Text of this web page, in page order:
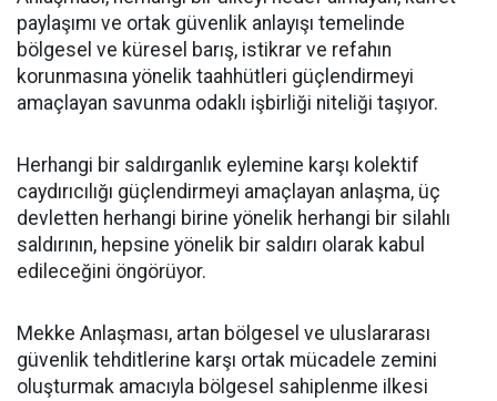
paylaşımı ve ortak güvenlik anlayışı temelinde
bölgesel ve küresel barış, istikrar ve refahın
korunmasına yönelik taahhütleri güçlendirmeyi
amaçlayan savunma odaklı işbirliği niteliği taşıyor.
Herhangi bir saldırganlık eylemine karşı kolektif
caydırıcılığı güçlendirmeyi amaçlayan anlaşma, üç
devletten herhangi birine yönelik herhangi bir silahlı
saldırının, hepsine yönelik bir saldırı olarak kabul
edileceğini öngörüyor.
Mekke Anlaşması, artan bölgesel ve uluslararası
güvenlik tehditlerine karşı ortak mücadele zemini
oluşturmak amacıyla bölgesel sahiplenme ilkesi